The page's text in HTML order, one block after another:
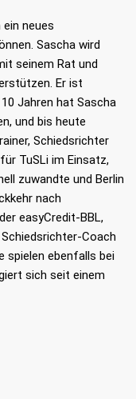
neues
Sascha wird
seinem Rat und
Er ist
Jahren hat Sascha
und bis heute
Schiedsrichter
TuSLi im Einsatz,
zuwandte und Berlin
nach
easyCredit-BBL,
Coach
spielen ebenfalls bei
sich seit einem